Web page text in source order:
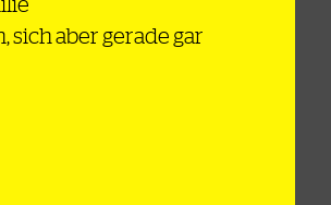
RAF und BRD
Klette wegen der
sich aber gerade gar